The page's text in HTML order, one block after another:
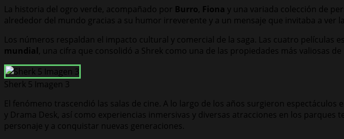
La historia del ogro verde, acompañado por Burro, Fiona y una variada colección de
alrededor del mundo gracias a su humor irreverente y a un mensaje que invitaba a ver
Los números respaldan el impacto cultural y comercial de la saga. Las cuatro películas
mundial, una cifra que consolidó a Shrek como una de las propiedades más valiosas
Sherk 5 Imagen 3
El fenómeno trascendió las salas de cine. A lo largo de los años surgieron
y Drama Desk, así como experiencias inmersivas y diversas atracciones en los
personaje y a conquistar nuevas generaciones.